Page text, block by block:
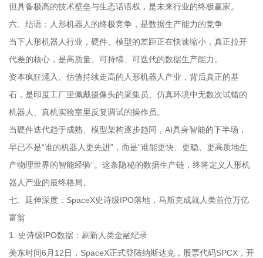
但具备极高的技术壁垒与生态话语权，是未来行业的终极赢家。
六、结语：人形机器人的终极竞争，是数据生产能力的竞争
当下人形机器人行业，硬件、模型的差距正在快速缩小，真正拉开
代差的核心，是高质量、可持续、可迭代的数据生产能力。
资本疯狂涌入、估值持续走高的人形机器人产业，背后真正的基
石，是印度工厂里佩戴摄像头的采集员、仿真环境中无数次试错的
机器人、真机实验室里反复调试的操作员。
当硬件迭代趋于成熟、模型架构逐步趋同，AI具身智能的下半场，
早已不是“谁的机器人更先进”，而是“谁能更快、更稳、更高质地生
产物理世界的智能经验”。这条隐秘的数据生产链，终将定义人形机
器人产业的最终格局。
七、延伸深度：SpaceX史诗级IPO落地，马斯克成就人类首位万亿
富翁
1. 史诗级IPO数据：刷新人类金融纪录
美东时间6月12日，SpaceX正式登陆纳斯达克，股票代码SPCX，开